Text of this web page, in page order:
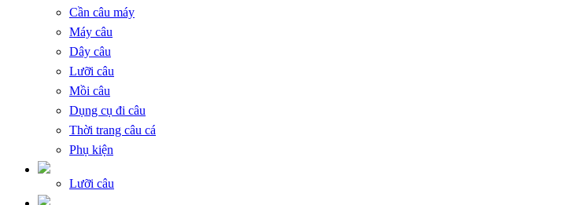
Cần câu máy
Máy câu
Dây câu
Lưỡi câu
Mồi câu
Dụng cụ đi câu
Thời trang câu cá
Phụ kiện
Lưỡi câu